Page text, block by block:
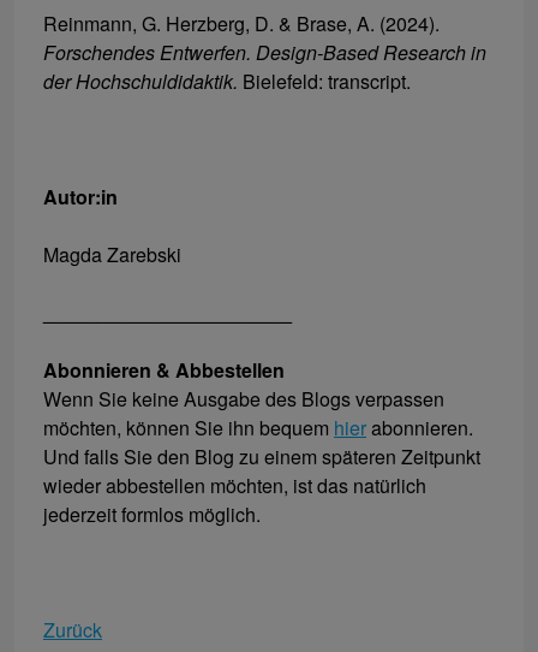
Reinmann, G. Herzberg, D. & Brase, A. (2024).
Forschendes Entwerfen. Design-Based Research in
der Hochschuldidaktik. Bielefeld: transcript.
Autor:in
Magda Zarebski
Abonnieren & Abbestellen
Wenn Sie keine Ausgabe des Blogs verpassen
möchten, können Sie ihn bequem hierabonnieren.
Und falls Sie den Blog zu einem späteren Zeitpunkt
wieder abbestellen möchten, ist das natürlich
jederzeit formlos möglich.
Zurück